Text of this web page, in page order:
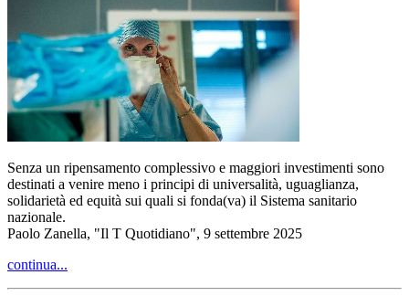
Senza un ripensamento complessivo e maggiori investimenti sono
destinati a venire meno i principi di universalità, uguaglianza,
solidarietà ed equità sui quali si fonda(va) il Sistema sanitario
nazionale.
Paolo Zanella, "Il T Quotidiano", 9 settembre 2025
continua...